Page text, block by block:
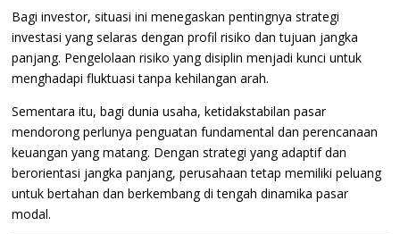
Bagi investor, situasi ini menegaskan pentingnya strategi
investasi yang selaras dengan profil risiko dan tujuan jangka
panjang. Pengelolaan risiko yang disiplin menjadi kunci untuk
menghadapi fluktuasi tanpa kehilangan arah.
Sementara itu, bagi dunia usaha, ketidakstabilan pasar
mendorong perlunya penguatan fundamental dan perencanaan
keuangan yang matang. Dengan strategi yang adaptif dan
berorientasi jangka panjang, perusahaan tetap memiliki peluang
untuk bertahan dan berkembang di tengah dinamika pasar
modal.